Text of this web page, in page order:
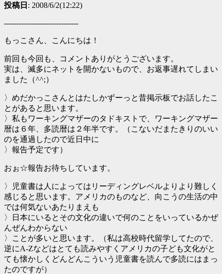
投稿日 : 2008/6/2(12:22)
------------------------------
もっこさん、こんにちは！
前回も今回も、コメントありがとうございます。
実は、滅多にネットを開かないもので、お返事遅れてしまい
ました（^^;）
〉めだかっこさんとはたしかずーっと昔掲示板でお話したこ
とがあると思います。
〉私もワーキングマザーのタドキストで、ワーキングマザー
暦は６年、多読暦は２年半です。（こないだまたきりのいい
のを通過したので近日中に
〉報告予定です）
おぉ☆報告お待ちしています。
〉児童書は人によってはリーディングレベルよりより難しく
感じると思います。アメリカのものなど、向こうの生活の中
では何気ないあたりまえも
〉日本にいるとその文化の違いで何のことをいっているかぜ
んぜんわからない
〉ことが多いと思います。（私は高校時代留学してたので、
逆にA-Zなどはとても読みやすくアメリカの子ども文化がと
ても懐かしくどんどんこういう児童書を読んで多読にはまっ
たのですが）